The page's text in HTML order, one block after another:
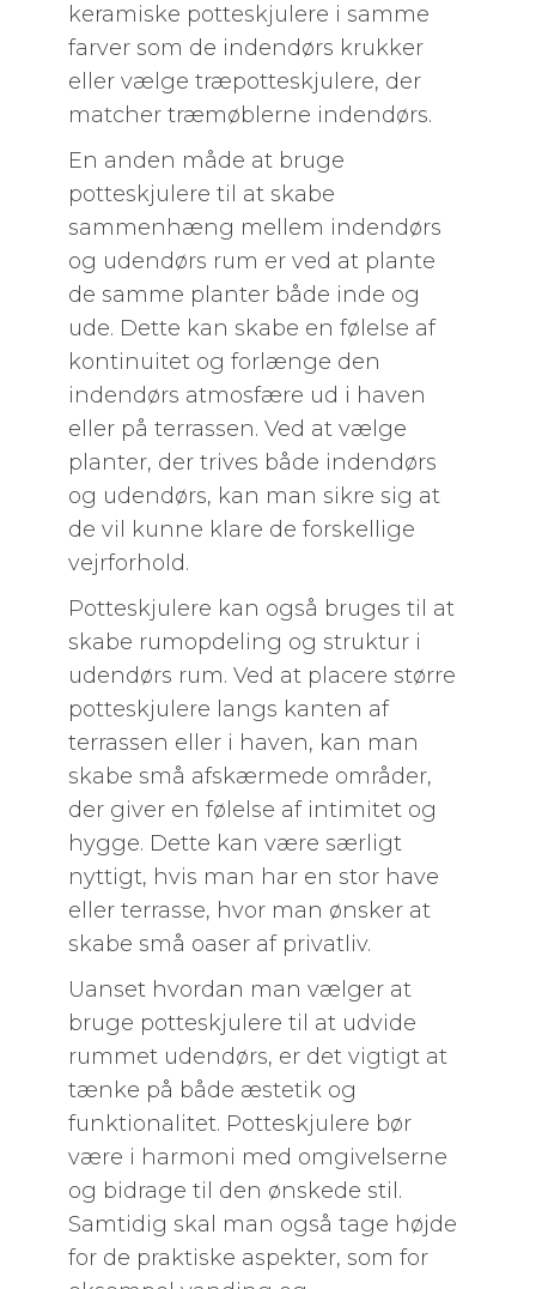
keramiske potteskjulere i samme
farver som de indendørs krukker
eller vælge træpotteskjulere, der
matcher træmøblerne indendørs.
En anden måde at bruge
potteskjulere til at skabe
sammenhæng mellem indendørs
og udendørs rum er ved at plante
de samme planter både inde og
ude. Dette kan skabe en følelse af
kontinuitet og forlænge den
indendørs atmosfære ud i haven
eller på terrassen. Ved at vælge
planter, der trives både indendørs
og udendørs, kan man sikre sig at
de vil kunne klare de forskellige
vejrforhold.
Potteskjulere kan også bruges til at
skabe rumopdeling og struktur i
udendørs rum. Ved at placere større
potteskjulere langs kanten af
terrassen eller i haven, kan man
skabe små afskærmede områder,
der giver en følelse af intimitet og
hygge. Dette kan være særligt
nyttigt, hvis man har en stor have
eller terrasse, hvor man ønsker at
skabe små oaser af privatliv.
Uanset hvordan man vælger at
bruge potteskjulere til at udvide
rummet udendørs, er det vigtigt at
tænke på både æstetik og
funktionalitet. Potteskjulere bør
være i harmoni med omgivelserne
og bidrage til den ønskede stil.
Samtidig skal man også tage højde
for de praktiske aspekter, som for